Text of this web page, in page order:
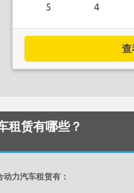
5 4
查
租赁有哪些？
动力汽车租赁有：